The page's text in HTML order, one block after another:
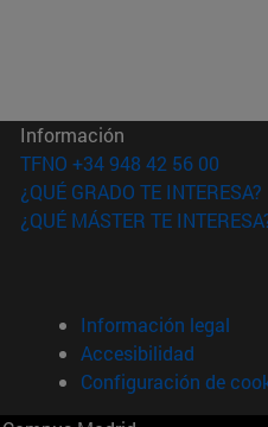
ventana)
ventana)
Información
TFNO +34 948 42 56 00
¿QUÉ GRADO TE INTERESA?
¿QUÉ MÁSTER TE
Información legal
Accesibilidad
Configuración de